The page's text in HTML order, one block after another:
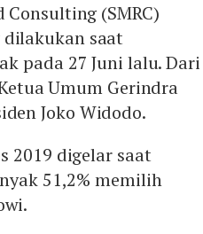
(SMRC)
saat
pada 27 Juni lalu. Dari
Umum Gerindra
Joko Widodo.
2019 digelar saat
51,2% memilih